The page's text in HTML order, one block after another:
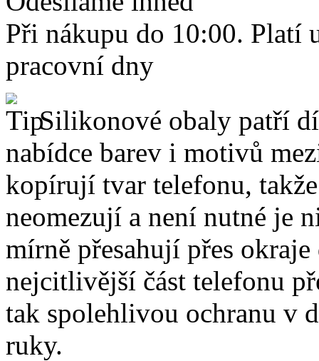
Při nákupu do 10:00. Platí
pracovní dny
Silikonové obaly patří
nabídce barev i motivů
kopírují tvar telefonu,
neomezují a není nutné je
mírně přesahují přes
nejcitlivější část telefonu
tak spolehlivou ochranu v
ruky.